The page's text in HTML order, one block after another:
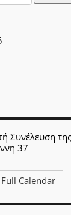
Συνέλευση
37
Calendar